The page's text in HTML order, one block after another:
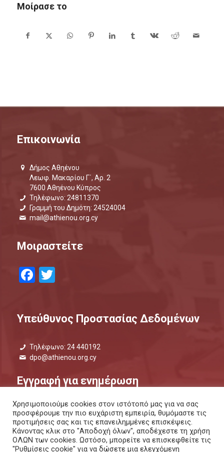
Μοίρασε το
Επικοινωνία
Δήμος Αθηένου
Λεωφ. Μακαρίου Γ΄, Αρ. 2
7600 Αθηένου Κύπρος
Τηλέφωνο: 24811370
Γραμμή του Δημότη: 24524004
mail@athienou.org.cy
Μοιραστείτε
Facebook
Twitter
Υπεύθυνος Προστασίας Δεδομένων
Τηλέφωνο: 24 440192
dpo@athienou.org.cy
Εγγραφή για ενημέρωση
Μάθετε τι συμβαίνει και μείνετε ενημερωμένοι.
ΕΝΗΜΕΡΩΤΙΚΟ ΔΕΛΤΙΟ | ΜΕΣΩ SMS
Χρησιμοποιούμε cookies στον ιστότοπό μας για να σας
προσφέρουμε την πιο ευχάριστη εμπειρία, θυμόμαστε τις
προτιμήσεις σας και τις επανειλημμένες επισκέψεις.
Κάνοντας κλικ στο "Αποδοχή όλων", αποδέχεστε τη χρήση
ΟΛΩΝ των cookies. Ωστόσο, μπορείτε να επισκεφθείτε τις
"Ρυθμίσεις cookie" για να δώσετε μια ελεγχόμενη